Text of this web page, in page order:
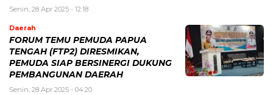
Senin, 28 Apr 2025 - 12:18
Daerah
FORUM TEMU PEMUDA PAPUA
TENGAH (FTP2) DIRESMIKAN,
PEMUDA SIAP BERSINERGI DUKUNG
PEMBANGUNAN DAERAH
Senin, 28 Apr 2025 - 04:20